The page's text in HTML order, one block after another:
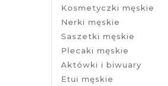
Kosmetyczki męskie
Nerki męskie
Saszetki męskie
Plecaki męskie
Aktówki i biwuary
Etui męskie